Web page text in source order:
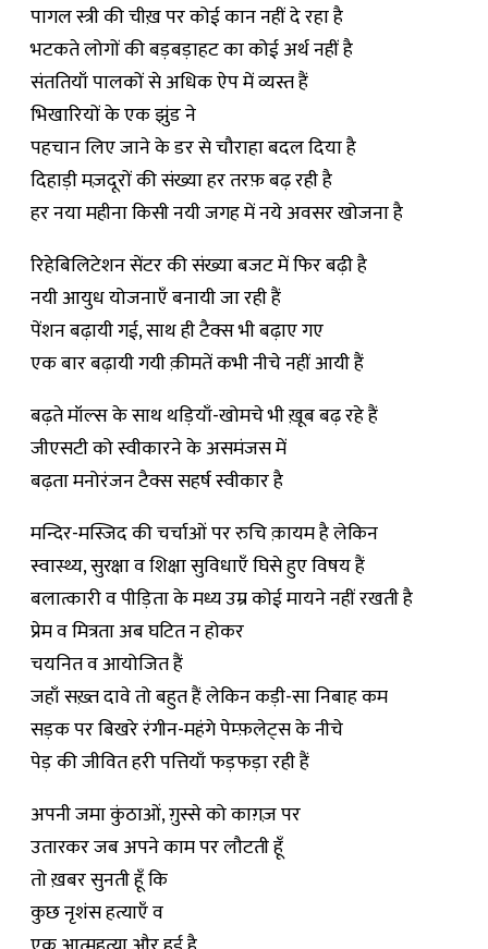
पागल स्त्री की चीख़ पर कोई कान नहीं दे रहा है
भटकते लोगों की बड़बड़ाहट का कोई अर्थ नहीं है
संततियाँ पालकों से अधिक ऐप में व्यस्त हैं
भिखारियों के एक झुंड ने
पहचान लिए जाने के डर से चौराहा बदल दिया है
दिहाड़ी मज़दूरों की संख्या हर तरफ़ बढ़ रही है
हर नया महीना किसी नयी जगह में नये अवसर खोजना है
रिहेबिलिटेशन सेंटर की संख्या बजट में फिर बढ़ी है
नयी आयुध योजनाएँ बनायी जा रही हैं
पेंशन बढ़ायी गई, साथ ही टैक्स भी बढ़ाए गए
एक बार बढ़ायी गयी क़ीमतें कभी नीचे नहीं आयी हैं
बढ़ते मॉल्स के साथ थड़ियाँ-खोमचे भी ख़ूब बढ़ रहे हैं
जीएसटी को स्वीकारने के असमंजस में
बढ़ता मनोरंजन टैक्स सहर्ष स्वीकार है
मन्दिर-मस्जिद की चर्चाओं पर रुचि क़ायम है लेकिन
स्वास्थ्य, सुरक्षा व शिक्षा सुविधाएँ घिसे हुए विषय हैं
बलात्कारी व पीड़िता के मध्य उम्र कोई मायने नहीं रखती है
प्रेम व मित्रता अब घटित न होकर
चयनित व आयोजित हैं
जहाँ सख़्त दावे तो बहुत हैं लेकिन कड़ी-सा निबाह कम
सड़क पर बिखरे रंगीन-महंगे पेम्फ़लेट्स के नीचे
पेड़ की जीवित हरी पत्तियाँ फड़फड़ा रही हैं
अपनी जमा कुंठाओं, ग़ुस्से को काग़ज़ पर
उतारकर जब अपने काम पर लौटती हूँ
तो ख़बर सुनती हूँ कि
कुछ नृशंस हत्याएँ व